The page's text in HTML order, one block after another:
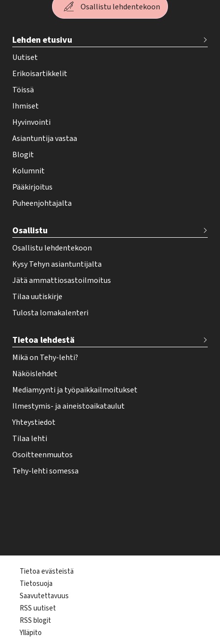
Osallistu lehdentekoon
e
h
y
-
e
h
t
i
f
o
t
r
Lehden etusivu
Uutiset
Erikoisartikkelit
Töissä
Ihmiset
Hyvinvointi
Asiantuntija vastaa
Blogit
Kolumnit
Pääkirjoitus
Puheenjohtajalta
Osallistu
Osallistu lehdentekoon
Kysy Tehyn asiantuntijalta
Jätä ammattiosastoilmoitus
Tilaa uutiskirje
Tulosta lomakalenteri
Tietoa lehdestä
Mikä on Tehy-lehti?
Näköislehdet
Mediamyynti ja työpaikkailmoitukset
Ilmestymis- ja aineistoaikataulut
Yhteystiedot
Tilaa lehti
Osoitteenmuutos
Tehy-lehti somessa
Tietoa evästeistä
Tietosuoja
Saavutettavuus
RSS uutiset
RSS blogit
Ylläpito